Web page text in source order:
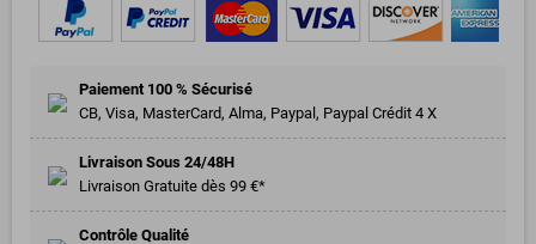
Paiement 100 % Sécurisé
CB, Visa, MasterCard, Alma, Paypal, Paypal Crédit 4 X
Livraison Sous 24/48H
Livraison Gratuite dès 99 €*
Contrôle Qualité